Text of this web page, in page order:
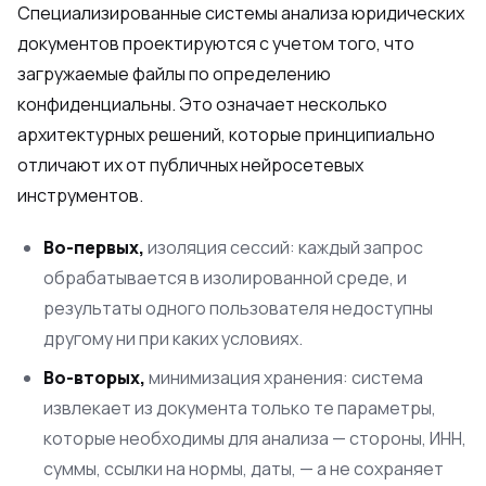
Специализированные системы анализа юридических
документов проектируются с учетом того, что
загружаемые файлы по определению
конфиденциальны. Это означает несколько
архитектурных решений, которые принципиально
отличают их от публичных нейросетевых
инструментов.
Во-первых,изоляция сессий: каждый запрос
обрабатывается в изолированной среде, и
результаты одного пользователя недоступны
другому ни при каких условиях.
Во-вторых,минимизация хранения: система
извлекает из документа только те параметры,
которые необходимы для анализа — стороны, ИНН,
суммы, ссылки на нормы, даты, — а не сохраняет